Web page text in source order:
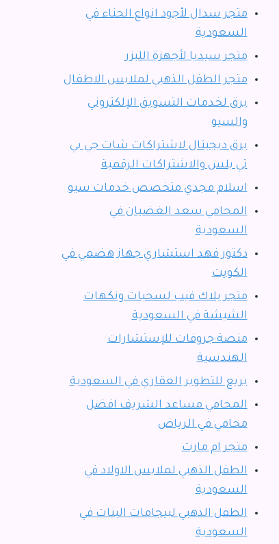
متجر سدال لأجود انواع الحناء في
السعودية
متجر سيديا لأجهزة الليزر
متجر الطفل الذهبي لملابس الاطفال
برق لخدمات التسويق الإلكتروني
والسيو
برق ديجيتال لاشتراكات شات جي بي
تي بلس والاشتراكات الرقمية
اسلام مجدي متخصص خدمات سيو
المحامي سعد الغضيان في
السعودية
دكتور فهد استشاري جهاز هضمي في
الكويت
متجر بلاك فيب لسحبات ونكهات
الشيشة في السعودية
منصة جروفات للإستشارات
الهندسية
بريع للتطوير العقاري في السعودية
المحامي مساعد الشريف افضل
محامي في الرياض
متجر ام مارت
الطفل الذهبي لملابس الاولاد في
السعودية
الطفل الذهبي لبيجامات البنات في
السعودية